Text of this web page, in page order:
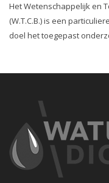
Het Wetenschappelijk en
(W.T.C.B.) is een
doel het toegepast